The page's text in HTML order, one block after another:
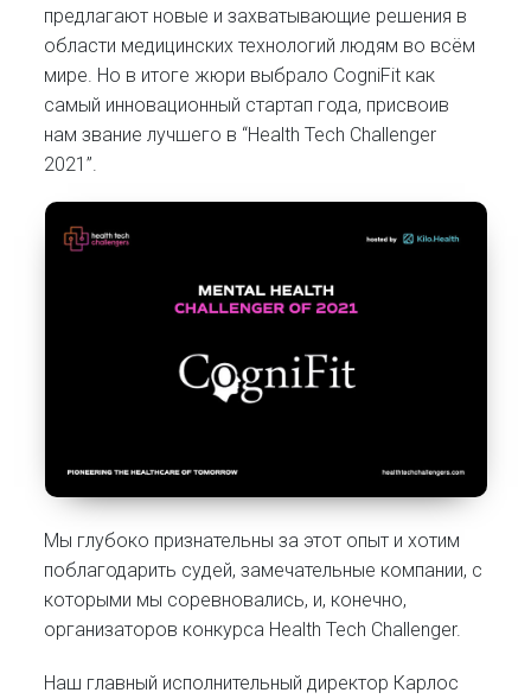
предлагают новые и захватывающие решения в
области медицинских технологий людям во всём
мире. Но в итоге жюри выбрало CogniFit как
самый инновационный стартап года, присвоив
нам звание лучшего в “Health Tech Challenger
2021”.
Мы глубоко признательны за этот опыт и хотим
поблагодарить судей, замечательные компании, с
которыми мы соревновались, и, конечно,
организаторов конкурса Health Tech Challenger.
Наш главный исполнительный директор Карлос